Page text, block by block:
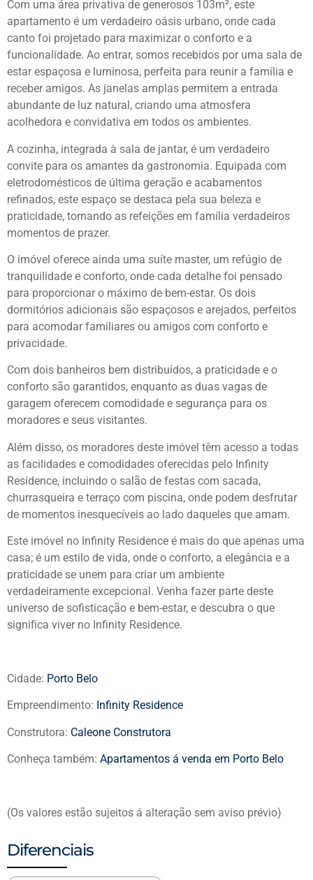
Com uma área privativa de generosos 103m², este
apartamento é um verdadeiro oásis urbano, onde cada
canto foi projetado para maximizar o conforto e a
funcionalidade. Ao entrar, somos recebidos por uma sala de
estar espaçosa e luminosa, perfeita para reunir a família e
receber amigos. As janelas amplas permitem a entrada
abundante de luz natural, criando uma atmosfera
acolhedora e convidativa em todos os ambientes.
A cozinha, integrada à sala de jantar, é um verdadeiro
convite para os amantes da gastronomia. Equipada com
eletrodomésticos de última geração e acabamentos
refinados, este espaço se destaca pela sua beleza e
praticidade, tornando as refeições em família verdadeiros
momentos de prazer.
O imóvel oferece ainda uma suíte master, um refúgio de
tranquilidade e conforto, onde cada detalhe foi pensado
para proporcionar o máximo de bem-estar. Os dois
dormitórios adicionais são espaçosos e arejados, perfeitos
para acomodar familiares ou amigos com conforto e
privacidade.
Com dois banheiros bem distribuídos, a praticidade e o
conforto são garantidos, enquanto as duas vagas de
garagem oferecem comodidade e segurança para os
moradores e seus visitantes.
Além disso, os moradores deste imóvel têm acesso a todas
as facilidades e comodidades oferecidas pelo Infinity
Residence, incluindo o salão de festas com sacada,
churrasqueira e terraço com piscina, onde podem desfrutar
de momentos inesquecíveis ao lado daqueles que amam.
Este imóvel no Infinity Residence é mais do que apenas uma
casa; é um estilo de vida, onde o conforto, a elegância e a
praticidade se unem para criar um ambiente
verdadeiramente excepcional. Venha fazer parte deste
universo de sofisticação e bem-estar, e descubra o que
significa viver no Infinity Residence.
Cidade: Porto Belo
Empreendimento: Infinity Residence
Construtora: Caleone Construtora
Conheça também: Apartamentos á venda em Porto Belo
(Os valores estão sujeitos á alteração sem aviso prévio)
Diferenciais